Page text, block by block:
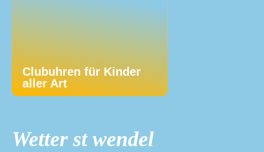
Clubuhren für Kinder
aller Art
Wetter st wendel